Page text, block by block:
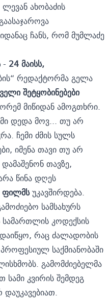
ახობაძის
ჩანს, რომ მუმლაძე
- 24 მაისს,
რედაქტორმა გელა
შეტყობინებები
მიწიდან ამოგთხრი.
დედა მოვ... თუ არ
ჩემი ძმის სულს
იმენა თავი თუ არ
თავზე,
წინა დღეს
ფილმსუკავშირდება.
სამსახურს
სამართლის კოდექსის
რაც ძალადობის
საქმიანობაში
გამომძიებელმა
კვირის შემდეგ